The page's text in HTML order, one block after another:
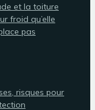
et la toiture
froid qu’elle
pas
risques pour